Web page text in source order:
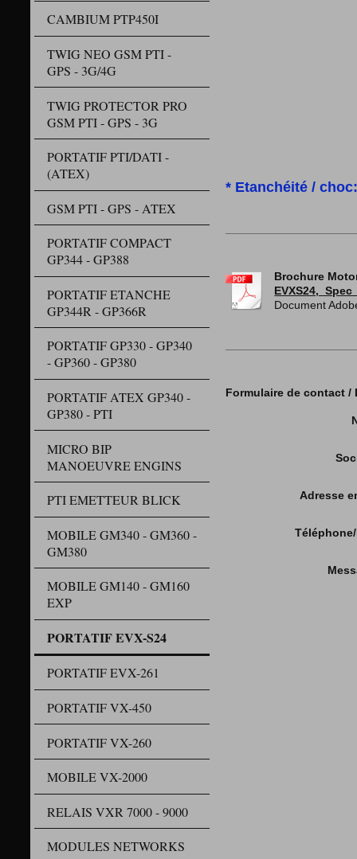
CAMBIUM PTP450I
TWIG NEO GSM PTI -
GPS - 3G/4G
TWIG PROTECTOR PRO
GSM PTI - GPS - 3G
PORTATIF PTI/DATI -
(ATEX)
GSM PTI - GPS - ATEX
PORTATIF COMPACT
GP344 - GP388
PORTATIF ETANCHE
GP344R - GP366R
PORTATIF GP330 - GP340
- GP360 - GP380
PORTATIF ATEX GP340 -
GP380 - PTI
MICRO BIP
MANOEUVRE ENGINS
PTI EMETTEUR BLICK
MOBILE GM340 - GM360 -
GM380
MOBILE GM140 - GM160
EXP
PORTATIF EVX-S24
PORTATIF EVX-261
PORTATIF VX-450
PORTATIF VX-260
MOBILE VX-2000
RELAIS VXR 7000 - 9000
MODULES NETWORKS
* Etanchéité /
Brochure
Document
Formulaire de contact /
Adresse